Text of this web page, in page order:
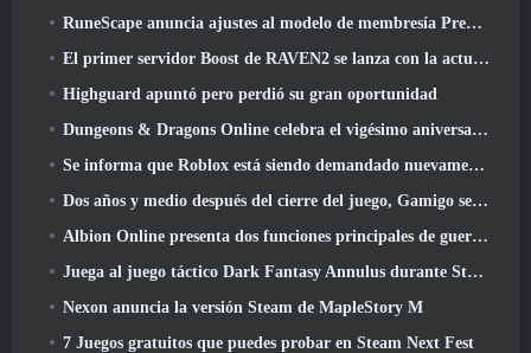
RuneScape anuncia ajustes al modelo de membresía Premier para tener en cuenta los cambios recientes en el MMORPG
El primer servidor Boost de RAVEN2 se lanza con la actualización de hoy
Highguard apuntó pero perdió su gran oportunidad
Dungeons & Dragons Online celebra el vigésimo aniversario de Natural con misiones y recompensas especiales
Se informa que Roblox está siendo demandado nuevamente por “prácticas que ponen en peligro y explotan a los niños”
Dos años y medio después del cierre del juego, Gamigo se burla del regreso del MMO medieval Glory Victis
Albion Online presenta dos funciones principales de guerra de facciones en la actualización Realm Divided Part II
Juega al juego táctico Dark Fantasy Annulus durante Steam Next Fest
Nexon anuncia la versión Steam de MapleStory M
7 Juegos gratuitos que puedes probar en Steam Next Fest